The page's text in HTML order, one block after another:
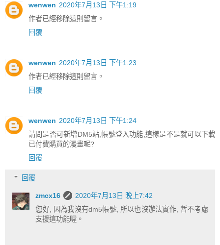
wenwen 2020年7月13日 下午1:19
作者已經移除這則留言。
回覆
wenwen 2020年7月13日 下午1:23
作者已經移除這則留言。
回覆
wenwen 2020年7月13日 下午1:24
請問是否可新增DM5站,帳號登入功能,這樣是不是就可以下載
已付費購買的漫畫呢?
回覆
回覆
zmcx16
2020年7月13日 晚上7:42
您好, 因為我沒有dm5帳號, 所以也沒辦法實作, 暫不考慮
支援這功能喔。